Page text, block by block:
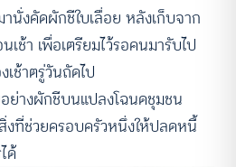
นั่งคัดผักชีใบเลื่อย หลังเก็บจาก
ช้า เพื่อเตรียมไว้รอคนมารับไป
ช้าตรู่วันถัดไป
ย่างผักชีบนแปลงโฉนดชุมชน
งที่ช่วยครอบครัวหนึ่งให้ปลดหนี้
ด้